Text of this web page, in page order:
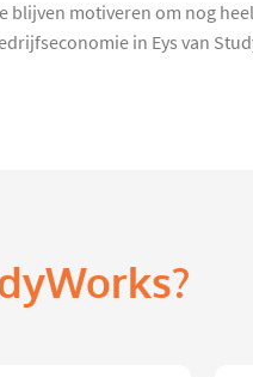
motiveren om nog
in Eys van